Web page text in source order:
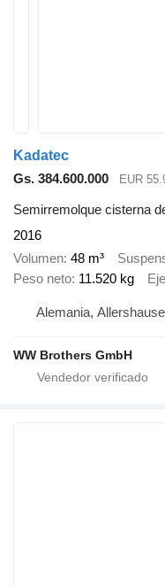
Kadatec
Gs. 384.600.000
EUR
Semirremolque cisterna
2016
Volumen 48 m³
Peso neto 11.520 kg
Alemania,
WW Brothers GmbH